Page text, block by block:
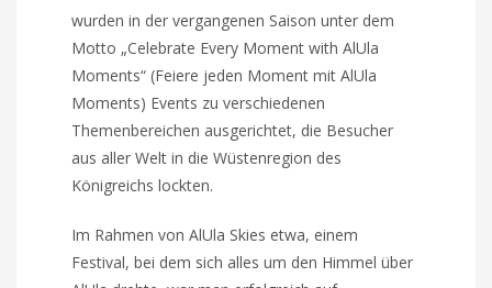
wurden in der vergangenen Saison unter dem
Motto „Celebrate Every Moment with AlUla
Moments“ (Feiere jeden Moment mit AlUla
Moments) Events zu verschiedenen
Themenbereichen ausgerichtet, die Besucher
aus aller Welt in die Wüstenregion des
Königreichs lockten.
Im Rahmen von AlUla Skies etwa, einem
Festival, bei dem sich alles um den Himmel über